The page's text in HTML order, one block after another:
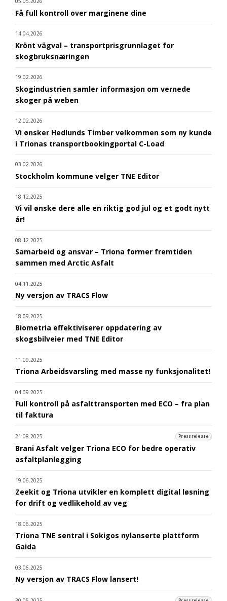
Få full kontroll over marginene dine
14.04.2026
Krönt vägval – transportprisgrunnlaget for
skogbruksnæringen
19.02.2026
Skogindustrien samler informasjon om vernede
skoger på weben
12.02.2026
Vi ønsker Hedlunds Timber velkommen som ny kunde
i Trionas transportbookingportal C-Load
03.02.2026
Stockholm kommune velger TNE Editor
18.12.2025
Vi vil ønske dere alle en riktig god jul og et godt nytt
år!
08.12.2025
Samarbeid og ansvar – Triona former fremtiden
sammen med Arctic Asfalt
04.11.2025
Ny versjon av TRACS Flow
18.09.2025
Biometria effektiviserer oppdatering av
skogsbilveier med TNE Editor
11.09.2025
Triona Arbeidsvarsling med masse ny funksjonalitet!
04.09.2025
Full kontroll på asfalttransporten med ECO – fra plan
til faktura
21.08.2025 Pressrelease
Brani Asfalt velger Triona ECO for bedre operativ
asfaltplanlegging
19.06.2025
Zeekit og Triona utvikler en komplett digital løsning
for drift og vedlikehold av veg
18.06.2025
Triona TNE sentral i Sokigos nylanserte plattform
Gaida
03.06.2025
Ny versjon av TRACS Flow lansert!